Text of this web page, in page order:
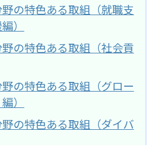
の特色ある取組（就職支
）
の特色ある取組（社会貢
の特色ある取組（グロー
）
の特色ある取組（ダイバ